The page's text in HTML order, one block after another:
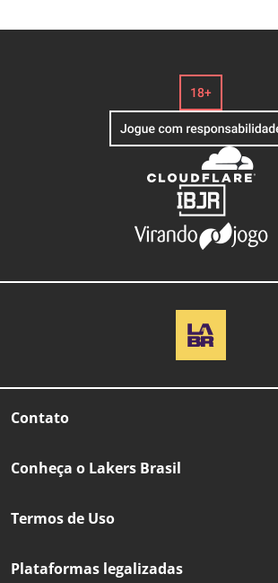
Contato
Conheça o Lakers Brasil
Termos de Uso
Plataformas legalizadas